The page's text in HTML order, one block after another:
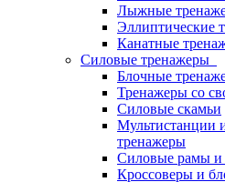
Лыжные
Эллиптические
Канатные
Силовые тренажеры
Блочные
Тренажеры со
Силовые скамьи
Мультистанции
тренажеры
Силовые рамы и
Кроссоверы и